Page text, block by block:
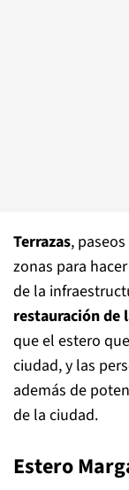
Terrazas,
zonas para
de la
restauración de
que el estero
ciudad, y las
además de
de la ciudad.
Estero